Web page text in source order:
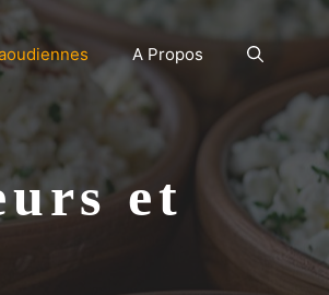
A Propos
et